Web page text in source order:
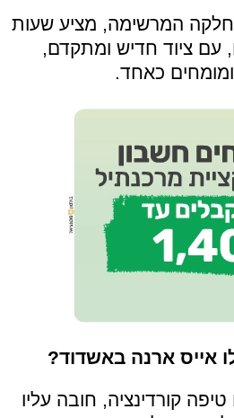
המרשימה, מציע שעות
ציוד חדיש ומתקדם,
כאחד.
אייס ארנה באשדוד?
קורדינציה, חובה עליו